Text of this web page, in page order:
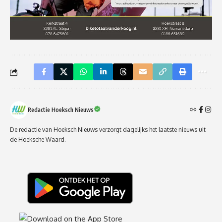
Redactie Hoeksch Nieuws
De redactie van Hoeksch Nieuws verzorgt dagelijks het laatste nieuws uit
de Hoeksche Waard.